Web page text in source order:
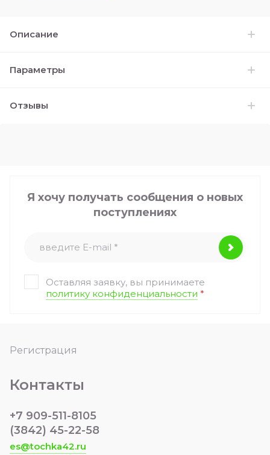
Описание
Параметры
Отзывы
Регистрация
Контакты
+7 909-511-8105
(3842) 45-22-58
es@tochka42.ru
Я хочу получать сообщения о новых
поступлениях
Оставляя заявку, вы принимаете
политику конфиденциальности *